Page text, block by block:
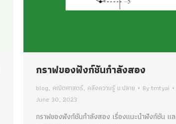
กราฟของฟังก์ชันกำลังสอง
blog, คณิตศาสตร์, คลังความรู้ ม.ปลาย Bytmtyai
June 30, 2023
กราฟของฟังก์ชันกำลังสอง เรื่องแนะนำฟังก์ชัน แ